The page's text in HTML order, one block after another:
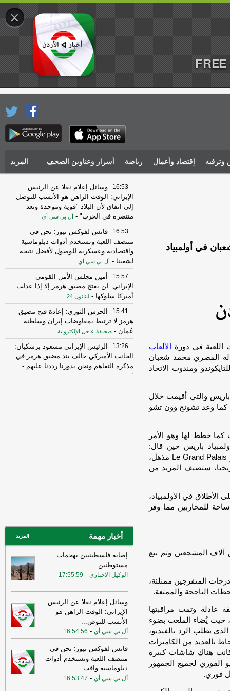
وترفيه إقتصاد وأعمال رياضة أسرار وعناوين الصحف المزيد
في أولمبياد
اللعبة في دورة
الألعاب
المصري محمد شعبان
ومندوب الاتحاد
والتي أقيمت خلال
للعبة كما وعد تشونج وون تشو
خطط لها وهو الأمر
باريس حين قال:
«أعتقد أنها فرصة عظيمة للتايكوندو، موقع القصر الكبير Le Grand Palais مذهل،
ستضيف المزيد من
الأطلاق في الأولمبياد،
للمحاربين مما وفر
المشجعين وتم بيع
المتفرجين ممتلئة،
الناجحة والممتعة.
عادلة وتمت مراقبتها
حيث يُضاء الملعب بضوء
يطلب الرد بالفيديو،
بالعديد من الكاميرات
هناك شاشات كبيرة
الفوري لجميع الجمهور
فوري.
16:53
وسائل إعلام نقلا عن الرئيس
الإيراني: الوقت الراهن هو الأنسب للتوصل
إلى اتفاق لأن البلاد "قوية وموحدة وتعد
منتصرة في الحرب" - أل بي سي أي
16:53
فانس لفوكس نيوز: نحن في
منتصف اللعبة ونستخدم أدوات دبلوماسية
واقتصادية وعسكرية للوصول لأفضل نتيجة
لشعبنا - أل بي سي أي
15:57
أمين مجلس الأمن القومي
الإيراني: لن يفتح مضيق هرمز إلا إذا عدلت
أميركا سلوكها - لبنانون 24
15:41
الحرس الثوري: إعادة فتح مضيق
هرمز لا ترتبط بمفاوضات إيران وسلطنة
عُمان - صحيفة عاجل الإلكترونية
13:26
الرئيس الإيراني مسعود بزشكيان:
الجانب الأميركي خالف بند مضيق هرمز في
مذكرة التفاهم ونحن بدورنا رددنا عليهم -
خارج الشرق الأوسط أن يعيدوا النظر في
السفر إلى المنطقة
ترامب: ضرباتنا ضد إيران
مستمرة ولن يكون أمامها سوى التراجع-
لتوسيع رقعة الصراع-لبنانون 24
16:16
الهيئة العليا للإغاثة تسلمت الدفعة
العاشرة من حملة المساعدات المنظمة من
المملكة الأردنية الهاشمية وتضمّ 18 شاحنة
إرتكاز نيوز
16:45
وزير الخزانة الأميركي: لن نسمح
لإيران اتخاذ التجارة العالمية رهينة أو
استخدام الشحن الدولي لتمويل الحرس
أخبار مهمة المزيد
إصابة فلسطينيين بهجمات
مستوطنين
الوكيل الاخباري -
17:55:59
وسائل إعلام نقلا عن الرئيس
الإيراني: الوقت الراهن هو
الأنسب للتوص...
أل بي سي أي -
16:54:56
فانس لفوكس نيوز: نحن في
منتصف اللعبة ونستخدم أدوات
دبلوماسية واقت...
أل بي سي أي -
16:53:47
×